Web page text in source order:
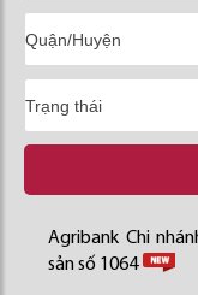
Agribank Chi
sản số 1064